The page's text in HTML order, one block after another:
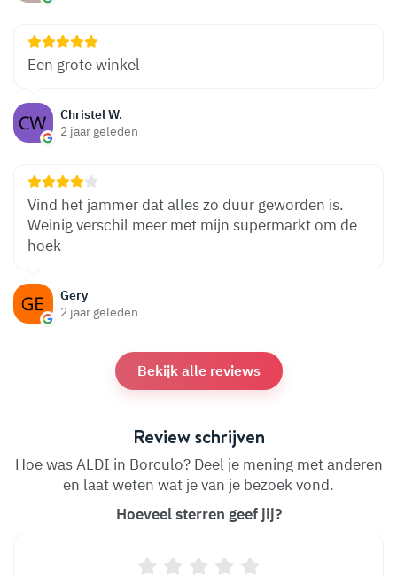
Christel W.
2 jaar geleden
Een grote winkel
Gery
2 jaar geleden
Vind het jammer dat alles zo duur geworden is.
Weinig verschil meer met mijn supermarkt om de
hoek
Bekijk alle reviews
Review schrijven
Hoe was ALDI in Borculo? Deel je mening met anderen
en laat weten wat je van je bezoek vond.
Hoeveel sterren geef jij?